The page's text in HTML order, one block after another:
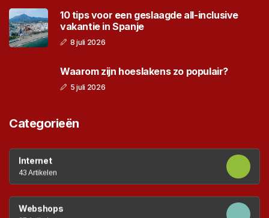
10 tips voor een geslaagde all-inclusive
vakantie in Spanje
8 juli 2026
Waarom zijn hoeslakens zo populair?
5 juli 2026
Categorieën
Internet
43 Artikelen
Webshops